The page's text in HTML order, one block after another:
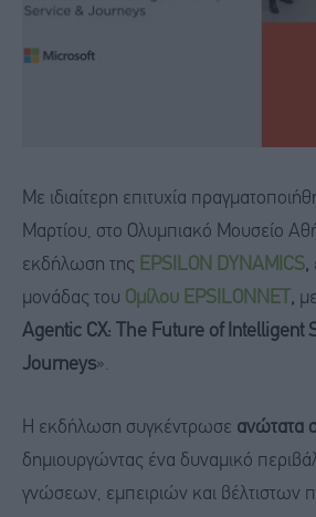
Με ιδιαίτερη επιτυχία
Μαρτίου, στο Ολυμπιακό Μουσείο
εκδήλωση της EPSILON DYNAMICS,
μονάδας του Ομίλου EPSILONNET ,
Agentic CX: The Future of Intelligent
Journeys».
Η εκδήλωση συγκέντρωσε ανώτατα
δημιουργώντας ένα δυναμικό
γνώσεων, εμπειριών και βέλτιστων